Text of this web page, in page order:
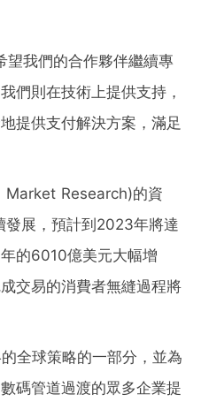
望我們的合作夥伴繼續專
們則在技術上提供支持，
提供支付解決方案，滿足
Market Research)的資
發展，預計到2023年將達
的6010億美元大幅增
交易的消費者無縫過程將
全球策略的一部分，並為
碼管道過渡的眾多企業提